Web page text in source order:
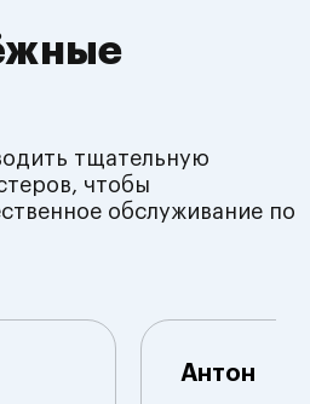
тщательную
чтобы
обслуживание по
Антон